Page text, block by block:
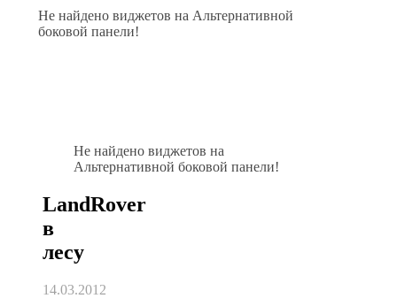
Не найдено виджетов на Альтернативной
боковой панели!
Не найдено виджетов на
Альтернативной боковой панели!
LandRover
в
лесу
14.03.2012